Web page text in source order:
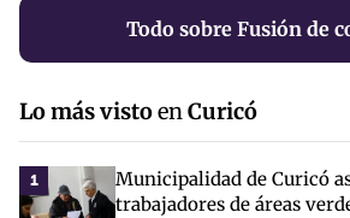
Todo sobre Fusión de
Lo más vistoenCuricó
1
Municipalidad de Curicó
trabajadores de áreas